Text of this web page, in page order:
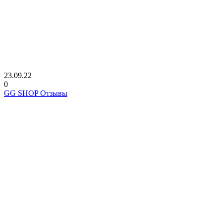
23.09.22
0
GG SHOP Отзывы